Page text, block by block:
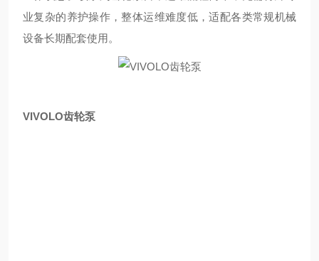
业复杂的养护操作，整体运维难度低，适配各类常规机械
设备长期配套使用。
VIVOLO齿轮泵